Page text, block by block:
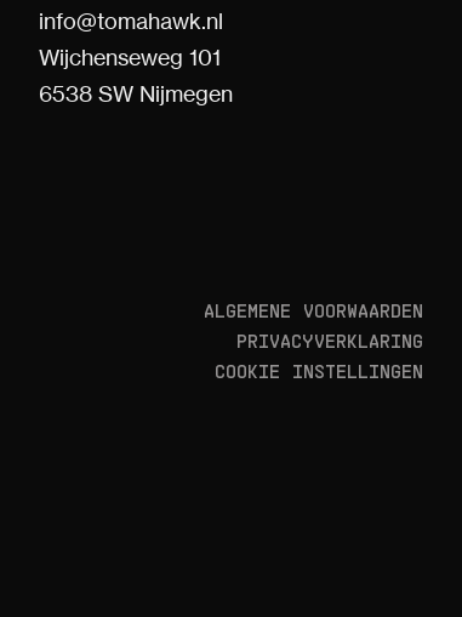
info@tomahawk.nl
Wijchenseweg 101
6538 SW Nijmegen
ALGEMENE VOORWAARDEN
PRIVACYVERKLARING
COOKIE INSTELLINGEN